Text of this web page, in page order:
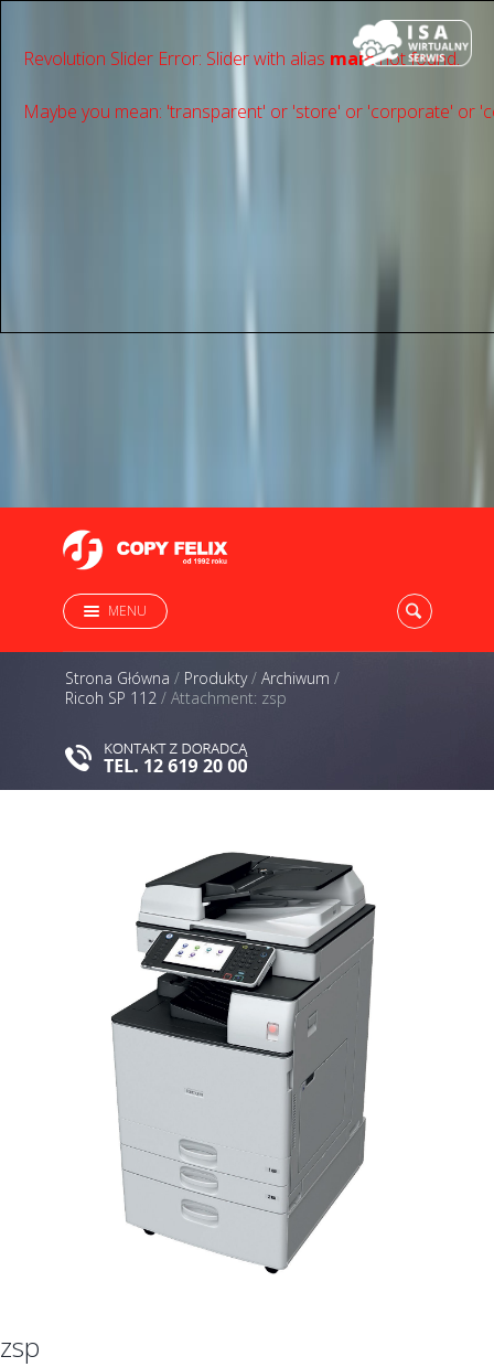
Revolution Slider Error: Slider with alias mainnot found.
Maybe you mean: 'transparent' or 'store' or 'сorporate' or
MENU
Strona Główna / Produkty/ Archiwum /
Ricoh SP 112 / Attachment: zsp
zsp